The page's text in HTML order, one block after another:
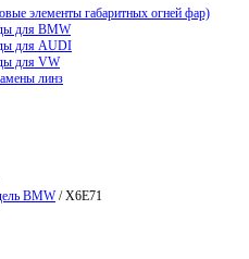
элементы габаритных огней фар)
для BMW
для AUDI
для VW
линз
BMW/ X6E71